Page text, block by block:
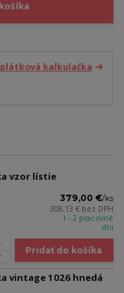
kalkulačka
vzor lístie
379,00 €/ks
308,13 € bez DPH
1 - 2 pracovné
dni
Pridať do košíka
vintage 1026 hnedá